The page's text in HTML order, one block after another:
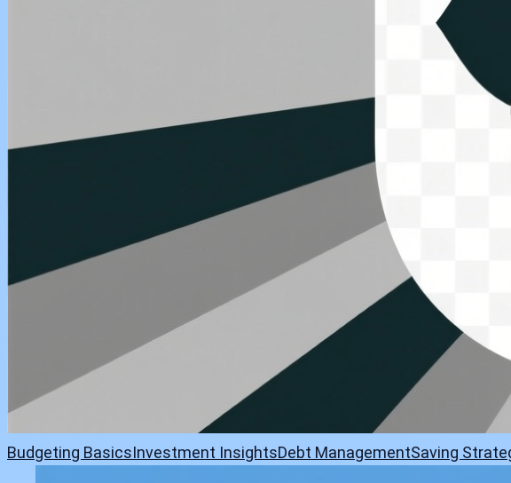
Budgeting BasicsInvestment InsightsDebt ManagementSaving